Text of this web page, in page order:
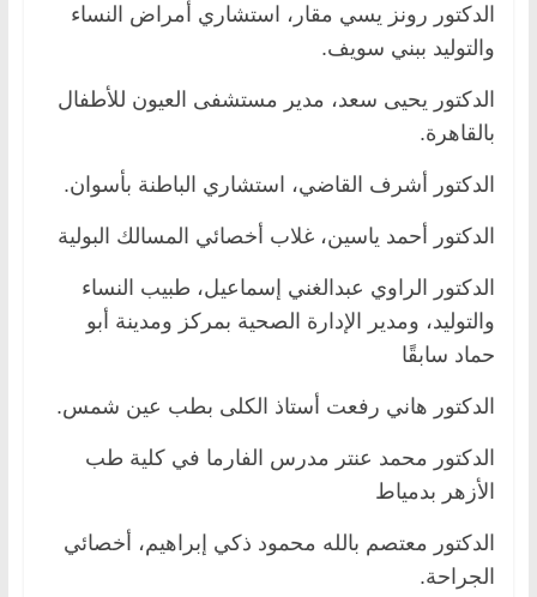
الدكتور رونز يسي مقار، استشاري أمراض النساء
والتوليد ببني سويف.
الدكتور يحيى سعد، مدير مستشفى العيون للأطفال
بالقاهرة.
الدكتور أشرف القاضي، استشاري الباطنة بأسوان.
الدكتور أحمد ياسين، غلاب أخصائي المسالك البولية
الدكتور الراوي عبدالغني إسماعيل، طبيب النساء
والتوليد، ومدير الإدارة الصحية بمركز ومدينة أبو
حماد سابقًا
الدكتور هاني رفعت أستاذ الكلى بطب عين شمس.
الدكتور محمد عنتر مدرس الفارما في كلية طب
الأزهر بدمياط
الدكتور معتصم بالله محمود ذكي إبراهيم، أخصائي
الجراحة.